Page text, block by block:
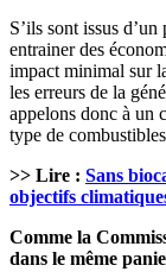
S’ils sont issus
entrainer des
impact minimal sur
les erreurs de la
appelons donc à un
type de
>> Lire : Sans
objectifs
Comme la
dans le même